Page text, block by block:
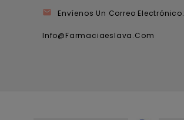
 Envíenos Un Correo Electrónico:
Info@farmaciaeslava.com